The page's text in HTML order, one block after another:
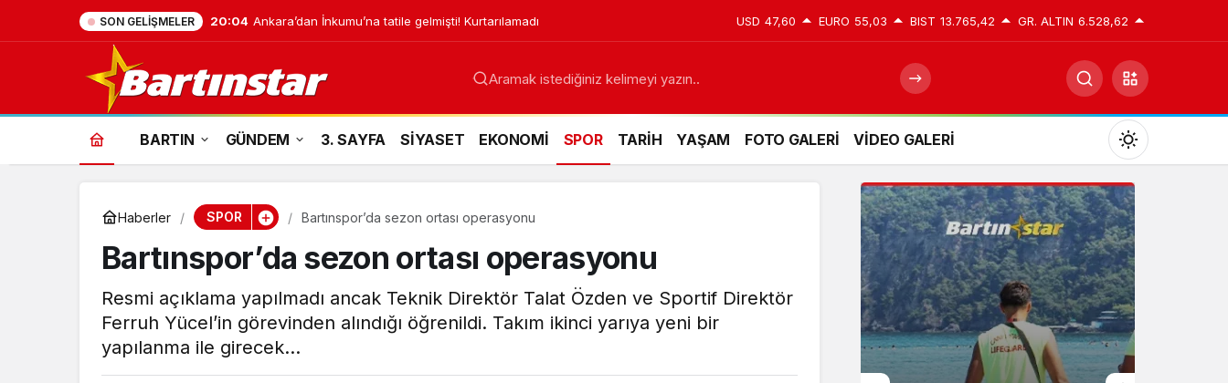
SON GELIŞMELER 20:04 Ankara’dan İnkumu’na tatile gelmişti! Kurtarılamadı USD 47,60 EURO 55,03 BIST 13.765,42 GR. ALTIN 6.528,62
Aramak istediğiniz kelimeyi yazın..
BARTIN GÜNDEM 3. SAYFA SİYASET EKONOMİ SPOR TARİH YAŞAM FOTO GALERİ VİDEO GALERİ
Mod
değiştir
Gündüz Modu
Gündüz modunu seçin.
Gece Modu
Gece modunu seçin.
Haberler SPOR Bartınspor’da sezon ortası operasyonu
Bartınspor’da sezon ortası operasyonu
Resmi açıklama yapılmadı ancak Teknik Direktör Talat Özden ve Sportif Direktör
Ferruh Yücel’in görevinden alındığı öğrenildi. Takım ikinci yarıya yeni bir
yapılanma ile girecek...